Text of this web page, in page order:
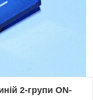
2-групи ON-